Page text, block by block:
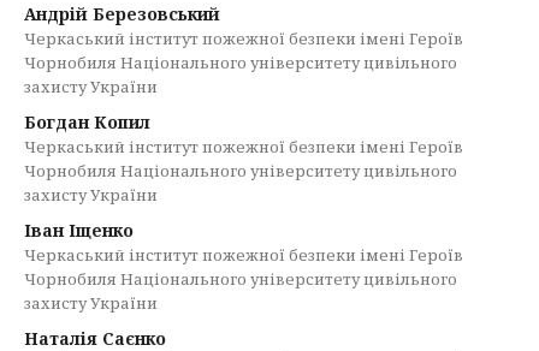
Андрій Березовський
Черкаський інститут пожежної безпеки імені Героїв
Чорнобиля Національного університету цивільного
захисту України
Богдан Копил
Черкаський інститут пожежної безпеки імені Героїв
Чорнобиля Національного університету цивільного
захисту України
Іван Іщенко
Черкаський інститут пожежної безпеки імені Героїв
Чорнобиля Національного університету цивільного
захисту України
Наталія Саєнко